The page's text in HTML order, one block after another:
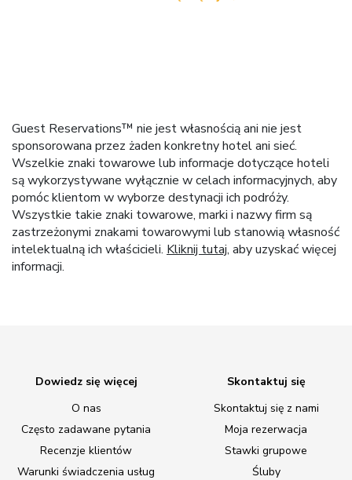
Guest Reservations™ nie jest własnością ani nie jest
sponsorowana przez żaden konkretny hotel ani sieć.
Wszelkie znaki towarowe lub informacje dotyczące hoteli
są wykorzystywane wyłącznie w celach informacyjnych, aby
pomóc klientom w wyborze destynacji ich podróży.
Wszystkie takie znaki towarowe, marki i nazwy firm są
zastrzeżonymi znakami towarowymi lub stanowią własność
intelektualną ich właścicieli. Kliknij tutaj, aby uzyskać więcej
informacji.
Dowiedz się więcej
O nas
Często zadawane pytania
Recenzje klientów
Warunki świadczenia usług
Skontaktuj się
Skontaktuj się z nami
Moja rezerwacja
Stawki grupowe
Śluby